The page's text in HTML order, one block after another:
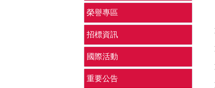
榮譽專區
招標資訊
國際活動
重要公告